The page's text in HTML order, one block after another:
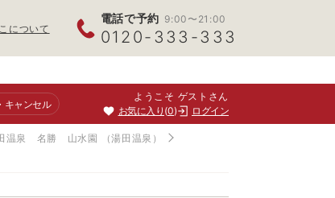
について
電話で予約 9:00〜21:00
0120-333-333
キャンセル
ようこそ ゲストさん
お気に入り 0 ログイン
温泉 名勝 山水園
（湯田温泉）